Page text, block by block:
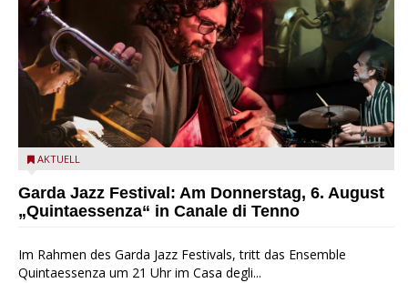
Das Ensemble Quintaessenza zu Gast beim Garda Jazz
AKTUELL
Garda Jazz Festival: Am Donnerstag, 6. August
„Quintaessenza“ in Canale di Tenno
Im Rahmen des Garda Jazz Festivals, tritt das Ensemble
Quintaessenza um 21 Uhr im Casa degli...